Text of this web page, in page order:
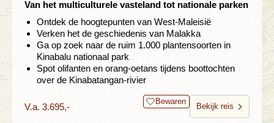
Van het multiculturele vasteland tot nationale parken
Ontdek de hoogtepunten van West-Maleisië
Verken het de geschiedenis van Malakka
Ga op zoek naar de ruim 1.000 plantensoorten in
Kinabalu nationaal park
Spot olifanten en orang-oetans tijdens boottochten
over de Kinabatangan-rivier
V.a. 3.695,- Bewaren
Bekijk reis